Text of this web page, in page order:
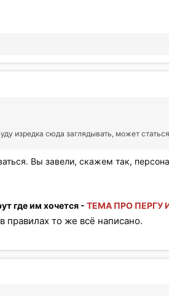
изредка сюда заглядывать, может
Вы завели, скажем так,
где им хочется - ТЕМА ПРО ПЕРГУ
правилах то же всё написано.